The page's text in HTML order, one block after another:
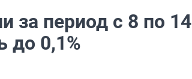
за период с 8 по 14
до 0,1%